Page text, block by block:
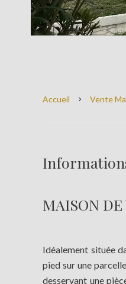
Accueil Vente
MAISON
Idéalement située
pied sur une
desservant une